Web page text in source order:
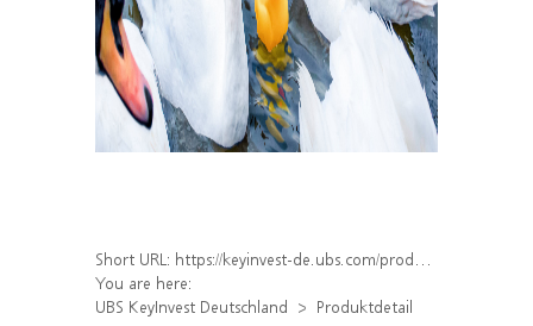
Short URL: https://keyinvest-de.ubs.com/produkt/detail/index/isin/DE000WA9B6E7
You are here:
UBS KeyInvest Deutschland
Produktdetail